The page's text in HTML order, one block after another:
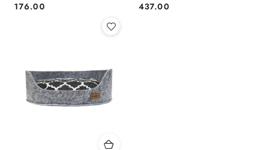
Cena:
176.00 Cena:
437.00